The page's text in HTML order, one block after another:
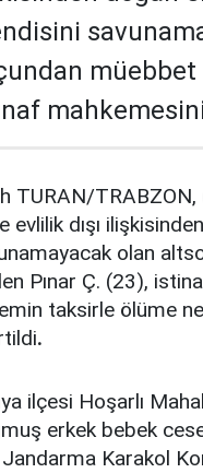
müebbet
TURAN/
evlilik dışı
olan
Pınar Ç. (23),
taksirle ölüme
.
ilçesi Hoşarlı
erkek bebek
Karakol